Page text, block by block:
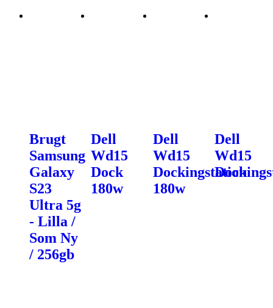
Brugt
Samsung
Galaxy
S23
Ultra 5g
- Lilla /
Som Ny
/ 256gb
Dell
Wd15
Dock
180w
Dell
Wd15
Dockingstation
180w
Dell
Wd15